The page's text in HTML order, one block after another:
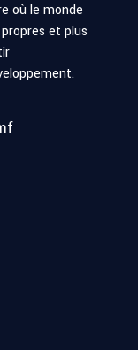
où le monde
et plus